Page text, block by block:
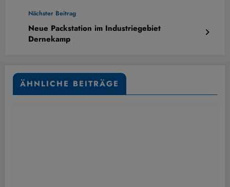
Nächster Beitrag
Neue Packstation im Industriegebiet
Dernekamp
ÄHNLICHE BEITRÄGE